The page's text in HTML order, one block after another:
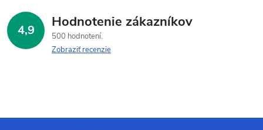
4,9 Hodnotenie zákazníkov
500 hodnotení
Zobraziť recenzie